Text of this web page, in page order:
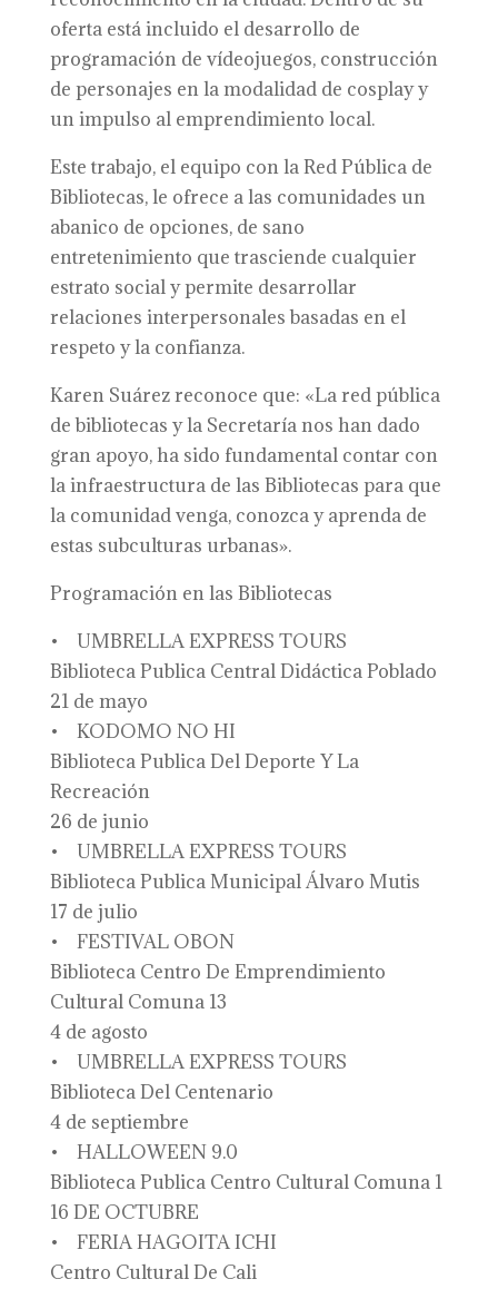
oferta está incluido el desarrollo de
programación de vídeojuegos, construcción
de personajes en la modalidad de cosplay y
un impulso al emprendimiento local.
Este trabajo, el equipo con la Red Pública de
Bibliotecas, le ofrece a las comunidades un
abanico de opciones, de sano
entretenimiento que trasciende cualquier
estrato social y permite desarrollar
relaciones interpersonales basadas en el
respeto y la confianza.
Karen Suárez reconoce que: «La red pública
de bibliotecas y la Secretaría nos han dado
gran apoyo, ha sido fundamental contar con
la infraestructura de las Bibliotecas para que
la comunidad venga, conozca y aprenda de
estas subculturas urbanas».
Programación en las Bibliotecas
• UMBRELLA EXPRESS TOURS
Biblioteca Publica Central Didáctica Poblado
21 de mayo
• KODOMO NO HI
Biblioteca Publica Del Deporte Y La
Recreación
26 de junio
• UMBRELLA EXPRESS TOURS
Biblioteca Publica Municipal Álvaro Mutis
17 de julio
• FESTIVAL OBON
Biblioteca Centro De Emprendimiento
Cultural Comuna 13
4 de agosto
• UMBRELLA EXPRESS TOURS
Biblioteca Del Centenario
4 de septiembre
• HALLOWEEN 9.0
Biblioteca Publica Centro Cultural Comuna 1
16 DE OCTUBRE
• FERIA HAGOITA ICHI
Centro Cultural De Cali